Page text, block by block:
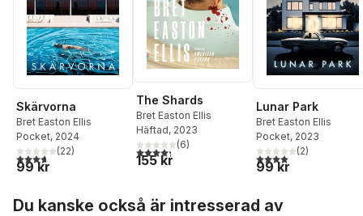
Skärvorna
Bret Easton Ellis
Pocket, 2024
3,7utav 5 stjärnor. Totalt antal röster:
(22)
99 kr
The Shards
Bret Easton Ellis
Häftad, 2023
4,3utav 5 stjärnor. Totalt antal röster:
(6)
155 kr
Lunar Park
Bret Easton Ellis
Pocket, 2023
4,0utav 5 stjärnor.
(2)
99 kr
Du kanske också är intresserad av